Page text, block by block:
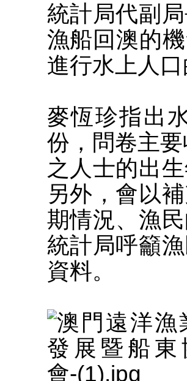
統計局代副
漁船回澳的
進行水上人
麥恆珍指出
份，問卷主
之人士的出
另外，會以
期情況、漁
統計局呼籲
資料。